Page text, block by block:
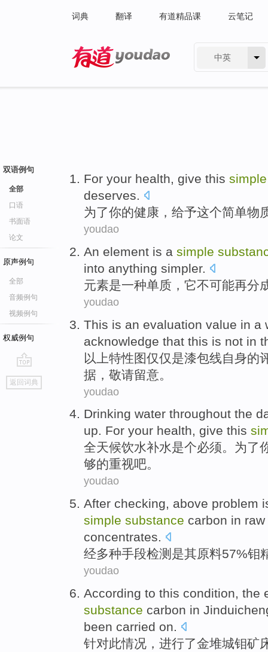
词典 翻译 有道精品课 云笔记
中英
双语例句
全部
口语
书面语
论文
原声例句
全部
音频例句
视频例句
权威例句
go
top
返回词典
For your health, give this simple
deserves.
为了你的健康 ， 给予这个简单物
youdao
An element is a simple
into anything simpler.
元素是一种单质 ， 它不可能再分
youdao
This is an evaluation value in a
acknowledge that this is not in
以上特性图仅仅是漆包线自身的
据， 敬请留意。
youdao
Drinking water throughout the
up. For your health, give this
全天候饮水补水是个必须。 为了
够的重视吧。
youdao
After checking, above problem
simple substance carbon in
concentrates.
经多种手段检测 是其原料57%钼
youdao
According to this condition, the
substance carbon in
been carried on.
针对此情况 ， 进行了金堆城钼矿